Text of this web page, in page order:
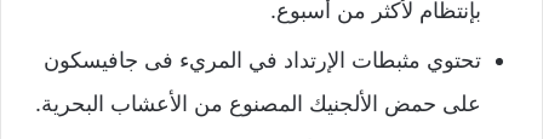
بإنتظام لأكثر من أسبوع.
تحتوي مثبطات الإرتداد في المريء فى جافيسكون
على حمض الألجنيك المصنوع من الأعشاب البحرية.